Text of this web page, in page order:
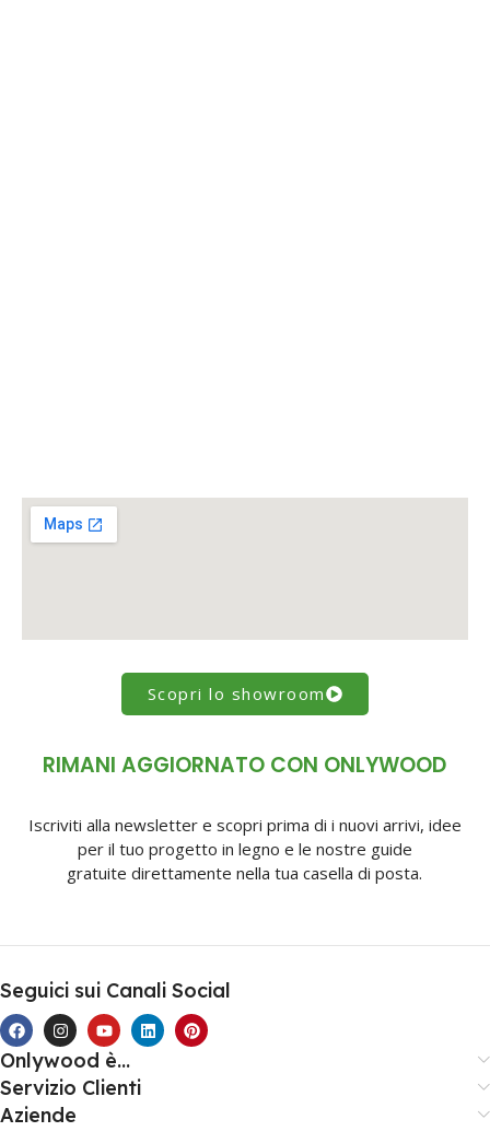
Scopri lo showroom
RIMANI AGGIORNATO CON ONLYWOOD
Iscriviti alla newsletter e scopri prima di i nuovi arrivi, idee
per il tuo progetto in legno e le nostre guide
gratuite direttamente nella tua casella di posta.
Seguici sui Canali Social
Onlywood è...
Servizio Clienti
Aziende